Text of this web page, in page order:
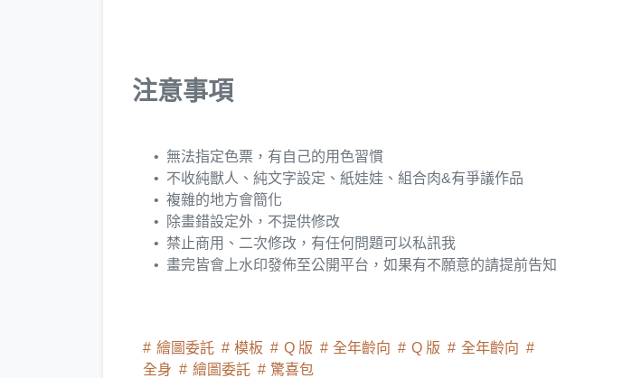
注意事項
無法指定色票，有自己的用色習慣
不收純獸人、純文字設定、紙娃娃、組合肉&有爭議作品
複雜的地方會簡化
除畫錯設定外，不提供修改
禁止商用、二次修改，有任何問題可以私訊我
畫完皆會上水印發佈至公開平台，如果有不願意的請提前告知
繪圖委託 模板 Q 版 全年齡向 Q 版
全年齡向
全身
繪圖委託 驚喜包